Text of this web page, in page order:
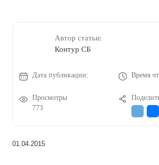
Автор статьи:
Контур СБ
Дата публикации: Время
Просмотры
773
01.04.2015